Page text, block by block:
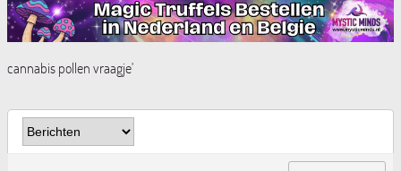
cannabis pollen vraagje'